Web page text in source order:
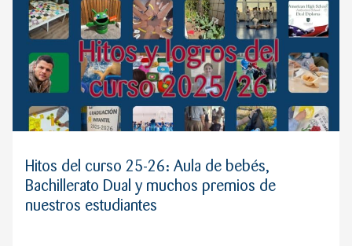
Hitos del curso 25-26: Aula de bebés,
Bachillerato Dual y muchos premios de
nuestros estudiantes